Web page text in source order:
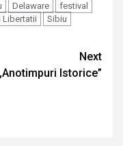
Delaware
festival
Libertatii
Sibiu
Next
Istorice”